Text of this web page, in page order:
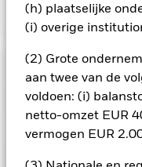
(h) plaatselijke
(i) overige
(2) Grote
aan twee van de
voldoen: (i)
netto-omzet EUR
vermogen EUR
Fund (LU)
Performance
Veranderingen in